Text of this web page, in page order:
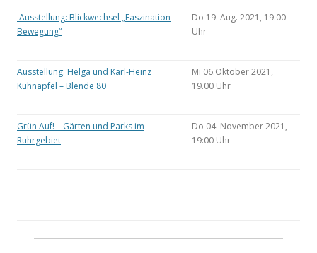
Ausstellung: Blickwechsel „Faszination
Bewegung“
Do 19. Aug. 2021, 19:00
Uhr
Ausstellung: Helga und Karl-Heinz
Kühnapfel – Blende 80
Mi 06.Oktober 2021,
19.00 Uhr
Grün Auf! – Gärten und Parks im
Ruhrgebiet
Do 04. November 2021,
19:00 Uhr